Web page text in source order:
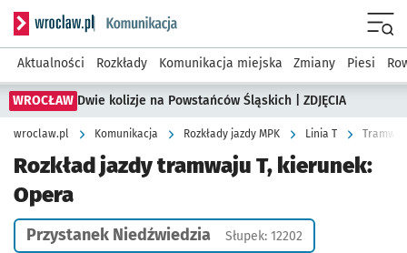
Serwis informacyjny wroclaw.pl podserwis: Komunikacja
Aktualności Rozkłady Komunikacja miejska Zmiany Piesi
WROCŁAW Dwie kolizje na Powstańców Śląskich | ZDJĘCIA
wroclaw.pl Komunikacja Rozkłady jazdy MPK Linia T
Rozkład jazdy tramwaju T, kierunek:
Opera
Przystanek Niedźwiedzia Słupek: 12202